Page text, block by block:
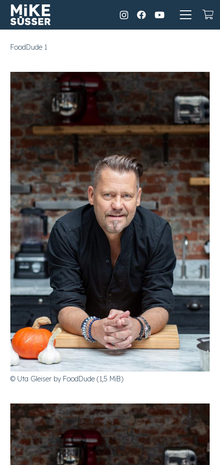
FoodDude 1
© Uta Gleiser by FoodDude (1,5 MiB)